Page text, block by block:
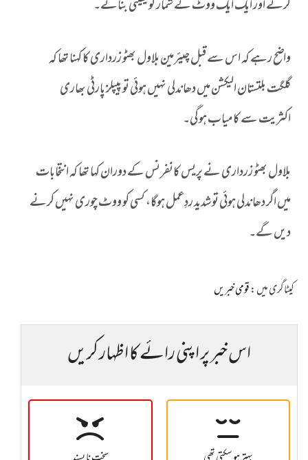
کرنے اور ایک ایک ووٹ کے شمار کو یقینی بنائے۔
واضح رہے کہ اس سے قبل چیئرمین بلاول بھٹو زرداری کا کہنا تھا کہ
گلگت بلتستان الیکشن میں دھاندلی نہیں ہوئی تو پیپلز پارٹی بھاری
اکثریت سے کامیاب ہوگی۔
بلاول بھٹو زرداری نے پریس کانفرنس کے دوران کہا تھا کہ انتخابات
میں اگر دھاندلی ہوئی تو شدید ردِعمل ہوگا، کسی کو ووٹ چوری نہیں کرنے
دیں گے۔
کیٹاگری میں :قومی خبریں
اس خبر پر اپنی رائے کا اظہار کریں